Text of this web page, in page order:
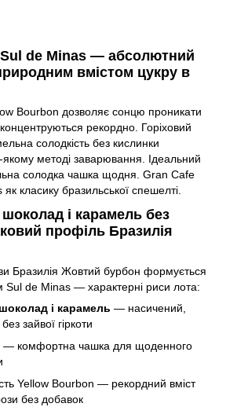
de Minas — абсолютний
вмістом цукру в
Bourbon дозволяє сонцю проникати
рекордно. Горіховий
солодкість без кислинки
методі заварювання. Ідеальний
солодка чашка щодня. Gran Cafe
класику бразильської спешелті.
і карамель без
профіль Бразилія
Бразилія Жовтий бурбон формується
Sul de Minas — характерні риси лота:
і карамель — насичений,
зайвої гіркоти
— комфортна чашка для щоденного
Yellow Bourbon — рекордний вміст
без добавок